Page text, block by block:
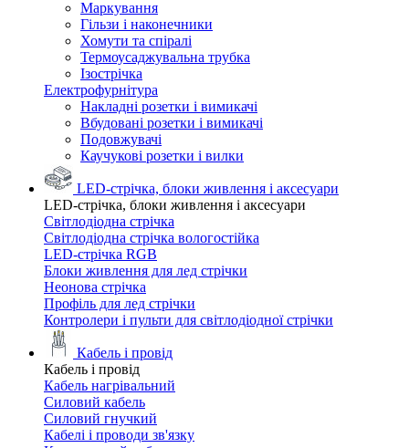
Маркування
Гільзи і наконечники
Хомути та спіралі
Термоусаджувальна трубка
Ізострічка
Електрофурнітура
Накладні розетки і вимикачі
Вбудовані розетки і вимикачі
Подовжувачі
Каучукові розетки і вилки
LED-стрічка, блоки живлення і аксесуари
LED-стрічка, блоки живлення і аксесуари
Світлодіодна стрічка
Світлодіодна стрічка вологостійка
LED-стрічка RGB
Блоки живлення для лед стрічки
Неонова стрічка
Профіль для лед стрічки
Контролери і пульти для світлодіодної стрічки
Кабель і провід
Кабель і провід
Кабель нагрівальний
Силовий кабель
Силовий гнучкий
Кабелі і проводи зв'язку